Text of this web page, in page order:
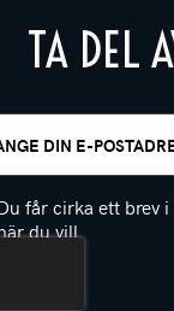
TA DEL
får cirka ett brev
du vill.